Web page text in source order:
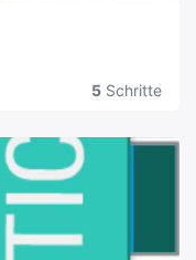
5 Schritte